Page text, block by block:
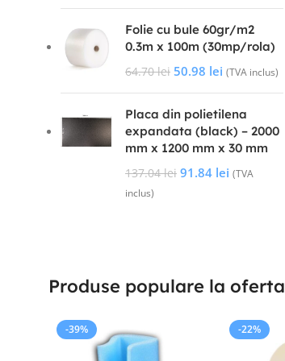
Folie cu bule 60gr/m2
0.3m x 100m (30mp/rola)
64.70lei 50.98 lei (TVA inclus)
Placa din polietilena
expandata (black) – 2000
mm x 1200 mm x 30 mm
137.04lei 91.84 lei (TVA
inclus)
Produse populare la oferta
-16% -11%